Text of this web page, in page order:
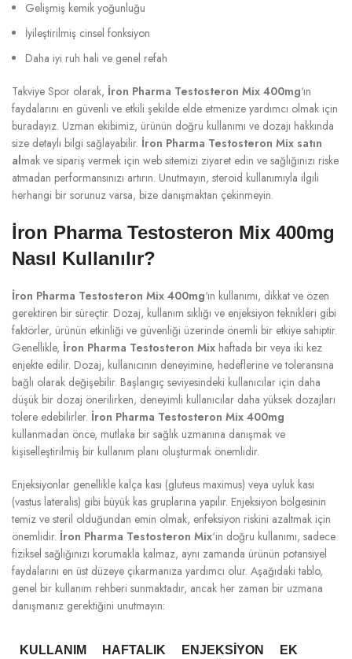
Gelişmiş kemik yoğunluğu
İyileştirilmiş cinsel fonksiyon
Daha iyi ruh hali ve genel refah
Takviye Spor olarak, İron Pharma Testosteron Mix 400mg‘ın
faydalarını en güvenli ve etkili şekilde elde etmenize yardımcı olmak için
buradayız. Uzman ekibimiz, ürünün doğru kullanımı ve dozajı hakkında
size detaylı bilgi sağlayabilir. İron Pharma Testosteron Mix satın
almak ve sipariş vermek için web sitemizi ziyaret edin ve sağlığınızı riske
atmadan performansınızı artırın. Unutmayın, steroid kullanımıyla ilgili
herhangi bir sorunuz varsa, bize danışmaktan çekinmeyin.
İron Pharma Testosteron Mix 400mg
Nasıl Kullanılır?
İron Pharma Testosteron Mix 400mg‘ın kullanımı, dikkat ve özen
gerektiren bir süreçtir. Dozaj, kullanım sıklığı ve enjeksiyon teknikleri gibi
faktörler, ürünün etkinliği ve güvenliği üzerinde önemli bir etkiye sahiptir.
Genellikle, İron Pharma Testosteron Mix haftada bir veya iki kez
enjekte edilir. Dozaj, kullanıcının deneyimine, hedeflerine ve toleransına
bağlı olarak değişebilir. Başlangıç seviyesindeki kullanıcılar için daha
düşük bir dozaj önerilirken, deneyimli kullanıcılar daha yüksek dozajları
tolere edebilirler. İron Pharma Testosteron Mix 400mg
kullanmadan önce, mutlaka bir sağlık uzmanına danışmak ve
kişiselleştirilmiş bir kullanım planı oluşturmak önemlidir.
Enjeksiyonlar genellikle kalça kası (gluteus maximus) veya uyluk kası
(vastus lateralis) gibi büyük kas gruplarına yapılır. Enjeksiyon bölgesinin
temiz ve steril olduğundan emin olmak, enfeksiyon riskini azaltmak için
önemlidir. İron Pharma Testosteron Mix‘in doğru kullanımı, sadece
fiziksel sağlığınızı korumakla kalmaz, aynı zamanda ürünün potansiyel
faydalarını en üst düzeye çıkarmanıza yardımcı olur. Aşağıdaki tablo,
genel bir kullanım rehberi sunmaktadır, ancak her zaman bir uzmana
danışmanız gerektiğini unutmayın:
KULLANIM
HAFTALIK
ENJEKSIYON
EK